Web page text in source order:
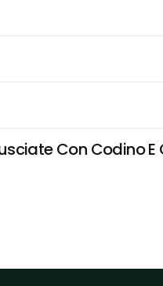
Con Codino